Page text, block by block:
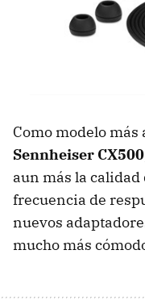
Como modelo más
Sennheiser CX500
aun más la
frecuencia de
nuevos
mucho más